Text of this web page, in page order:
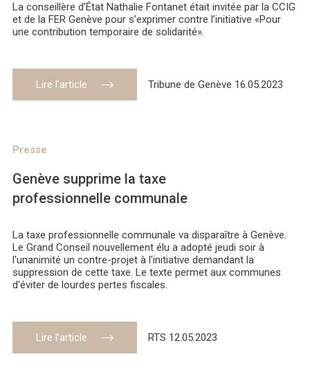
La conseillère d’État Nathalie Fontanet était invitée par la CCIG
et de la FER Genève pour s’exprimer contre l’initiative «Pour
une contribution temporaire de solidarité».
Lire l’article Tribune de Genève 16.05.2023
Presse
Genève supprime la taxe
professionnelle communale
La taxe professionnelle communale va disparaître à Genève.
Le Grand Conseil nouvellement élu a adopté jeudi soir à
l'unanimité un contre-projet à l'initiative demandant la
suppression de cette taxe. Le texte permet aux communes
d'éviter de lourdes pertes fiscales.
Lire l’article RTS 12.05.2023